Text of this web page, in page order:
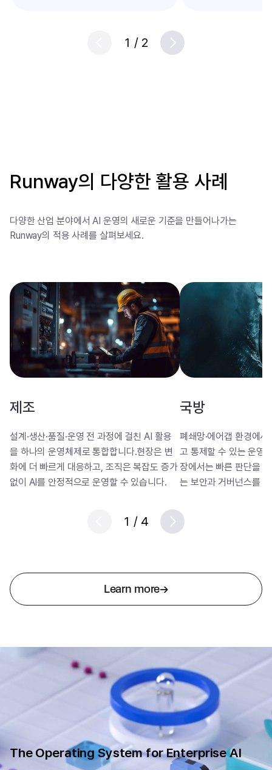
1 / 2
Next
Runway의 다양한 활용 사례
다양한 산업 분야에서 AI 운영의 새로운 기준을 만들어나가는
Runway의 적용 사례를 살펴보세요.
제조
설계·생산·품질·운영 전 과정에 걸친 AI 활용
을 하나의 운영체제로 통합합니다.현장은 변
화에 더 빠르게 대응하고, 조직은 복잡도 증가
없이 AI를 안정적으로 운영할 수 있습니다.
국방
폐쇄망·에어갭 환경에
고 통제할 수 있는 운영
장에서는 빠른 판단을
는 보안과 거버넌스를
1 / 4
Next
Learn more
The Operating System for Enterprise AI